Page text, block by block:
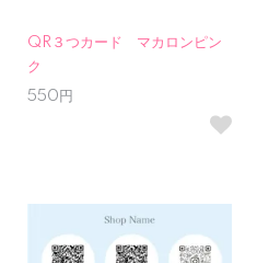
QR３つカード マカロンピン
ク
550円